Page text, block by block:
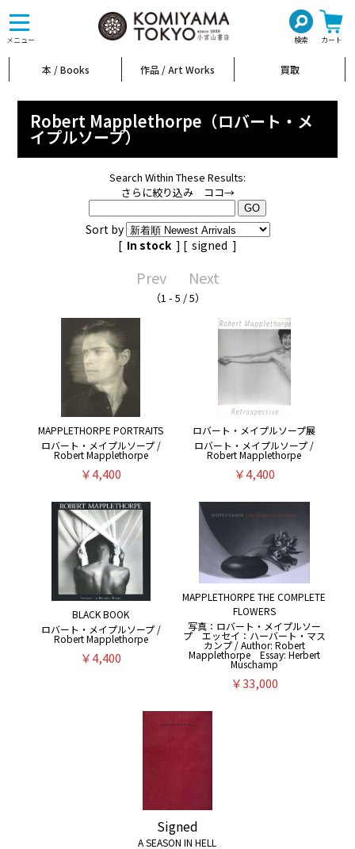
メニュー 検索 カート
toggle
navigation
本 / Books 作品 / Art Works 買取
Robert Mapplethorpe（ロバート・メ
イプルソープ）
Search Within These Results:
さらに絞り込み ココ→
Sort by
[ In stock ] [ signed ]
Prev Next
（1 - 5 / 5）
MAPPLETHORPE PORTRAITS
ロバート・メイプルソープ /
Robert Mapplethorpe
￥4,400
ロバート・メイプルソープ展
ロバート・メイプルソープ /
Robert Mapplethorpe
￥4,400
BLACK BOOK
ロバート・メイプルソープ /
Robert Mapplethorpe
￥4,400
MAPPLETHORPE THE COMPLETE
FLOWERS
写真：ロバート・メイプルソー
プ エッセイ：ハーバート・マス
カンプ / Author: Robert
Mapplethorpe Essay: Herbert
Muschamp
￥33,000
Signed
A SEASON IN HELL